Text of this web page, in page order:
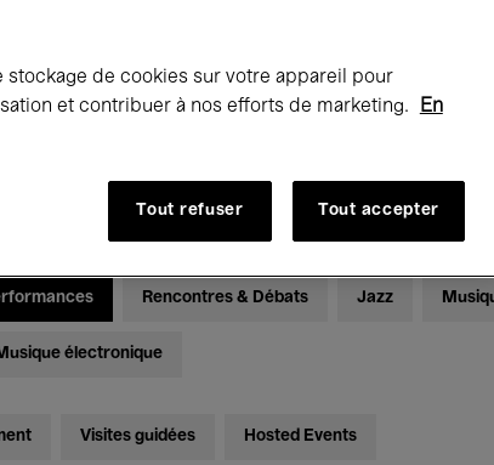
à Bozar
Rencontres & Débats Jazz
électronique
Visites guidées Hosted Events
stockage de cookies sur votre appareil pour
et contribuer à nos efforts de marketing.
En
Tout refuser Tout accepter